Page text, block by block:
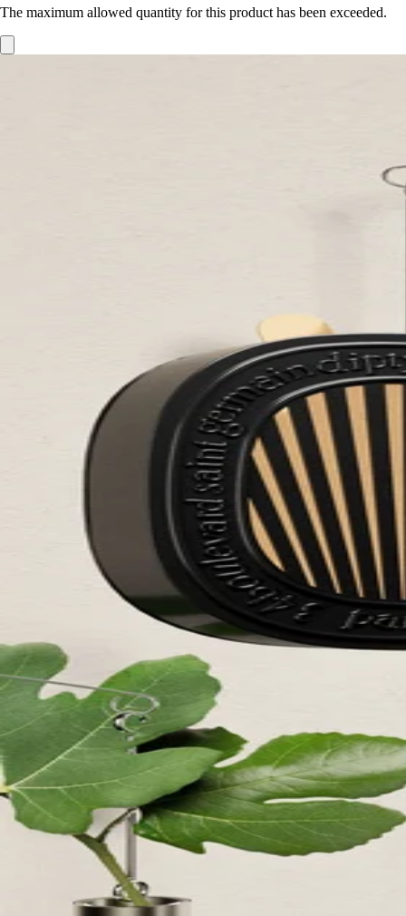
The maximum allowed quantity for this product has been exceeded.